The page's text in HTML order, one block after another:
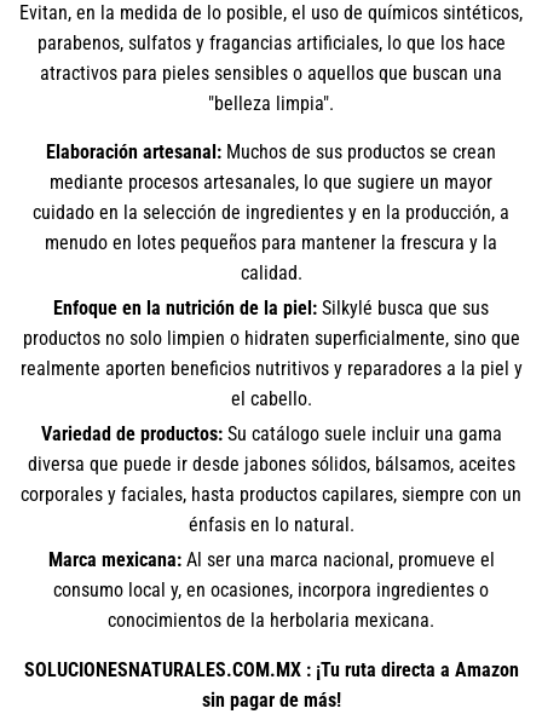
Evitan, en la medida de lo posible, el uso de químicos sintéticos,
parabenos, sulfatos y fragancias artificiales, lo que los hace
atractivos para pieles sensibles o aquellos que buscan una
"belleza limpia".
Elaboración artesanal: Muchos de sus productos se crean
mediante procesos artesanales, lo que sugiere un mayor
cuidado en la selección de ingredientes y en la producción, a
menudo en lotes pequeños para mantener la frescura y la
calidad.
Enfoque en la nutrición de la piel: Silkylé busca que sus
productos no solo limpien o hidraten superficialmente, sino que
realmente aporten beneficios nutritivos y reparadores a la piel y
el cabello.
Variedad de productos:Su catálogo suele incluir una gama
diversa que puede ir desde jabones sólidos, bálsamos, aceites
corporales y faciales, hasta productos capilares, siempre con un
énfasis en lo natural.
Marca mexicana:Al ser una marca nacional, promueve el
consumo local y, en ocasiones, incorpora ingredientes o
conocimientos de la herbolaria mexicana.
SOLUCIONESNATURALES.COM.MX : ¡Tu ruta directa a Amazon
sin pagar de más!